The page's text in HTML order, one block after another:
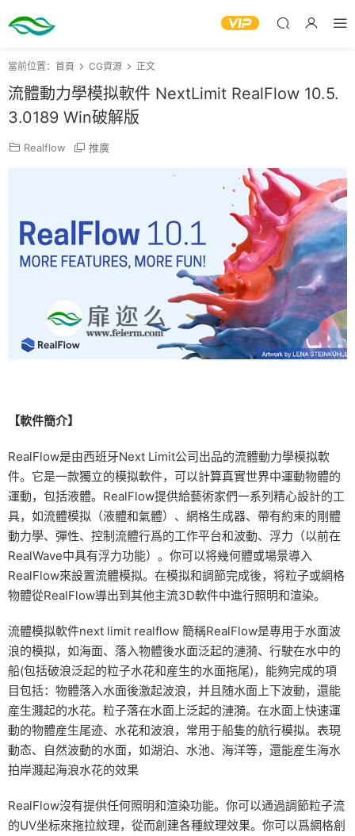
當前位置： 首頁 CG資源 正文
流體動力學模拟軟件 NextLimit RealFlow 10.5.
3.0189 Win破解版
Realflow 推廣
【軟件簡介】
RealFlow是由西班牙Next Limit公司出品的流體動力學模拟軟
件。它是一款獨立的模拟軟件，可以計算真實世界中運動物體的
運動，包括液體。RealFlow提供給藝術家們一系列精心設計的工
具，如流體模拟（液體和氣體）、網格生成器、帶有約束的剛體
動力學、彈性、控制流體行爲的工作平台和波動、浮力（以前在
RealWave中具有浮力功能）。你可以将幾何體或場景導入
RealFlow來設置流體模拟。在模拟和調節完成後，将粒子或網格
物體從RealFlow導出到其他主流3D軟件中進行照明和渲染。
流體模拟軟件next limit realflow 簡稱RealFlow是專用于水面波
浪的模拟，如海面、落入物體後水面泛起的漣漪、行駛在水中的
船(包括破浪泛起的粒子水花和産生的水面拖尾)，能夠完成的項
目包括：物體落入水面後激起波浪，并且随水面上下波動，還能
産生濺起的水花。粒子落在水面上泛起的漣漪。在水面上快速運
動的物體産生尾迹、水花和波浪，常用于船隻的航行模拟。表現
動态、自然波動的水面，如湖泊、水池、海洋等，還能産生海水
拍岸濺起海浪水花的效果
RealFlow沒有提供任何照明和渲染功能。你可以通過調節粒子流
的UV坐标來拖拉紋理，從而創建各種紋理效果。你可以爲網格創